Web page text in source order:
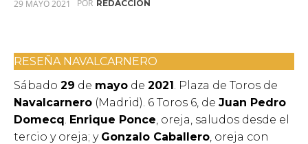
29 MAYO 2021 POR REDACCIÓN
RESEÑA NAVALCARNERO
Sábado 29 de mayo de 2021 . Plaza de Toros de
Navalcarnero (Madrid). 6 Toros 6, de Juan Pedro
Domecq Enrique Ponce , oreja, saludos desde el
tercio y oreja; y Gonzalo Caballero , oreja con